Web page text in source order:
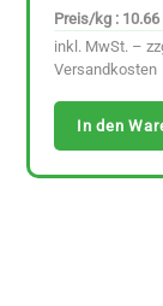
Preis/kg : 10.66
inkl. MwSt. –
Versandkosten
In den